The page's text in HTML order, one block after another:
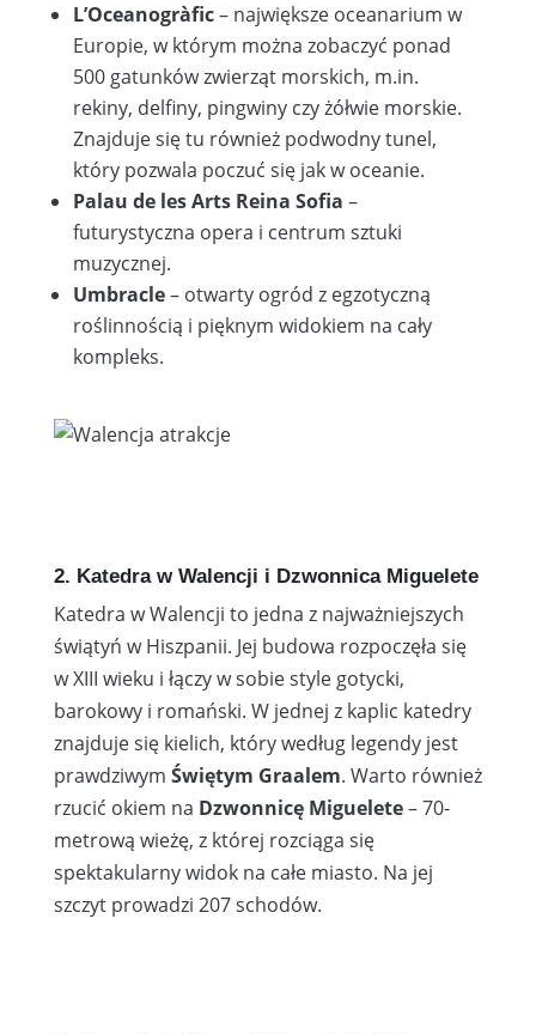
L’Oceanogràfic– największe oceanarium w
Europie, w którym można zobaczyć ponad
500 gatunków zwierząt morskich, m.in.
rekiny, delfiny, pingwiny czy żółwie morskie.
Znajduje się tu również podwodny tunel,
który pozwala poczuć się jak w oceanie.
Palau de les Arts Reina Sofia –
futurystyczna opera i centrum sztuki
muzycznej.
Umbracle– otwarty ogród z egzotyczną
roślinnością i pięknym widokiem na cały
kompleks.
2. Katedra w Walencji i Dzwonnica Miguelete
Katedra w Walencji to jedna z najważniejszych
świątyń w Hiszpanii. Jej budowa rozpoczęła się
w XIII wieku i łączy w sobie style gotycki,
barokowy i romański. W jednej z kaplic katedry
znajduje się kielich, który według legendy jest
prawdziwym Świętym Graalem. Warto również
rzucić okiem na Dzwonnicę Miguelete– 70-
metrową wieżę, z której rozciąga się
spektakularny widok na całe miasto. Na jej
szczyt prowadzi 207 schodów.